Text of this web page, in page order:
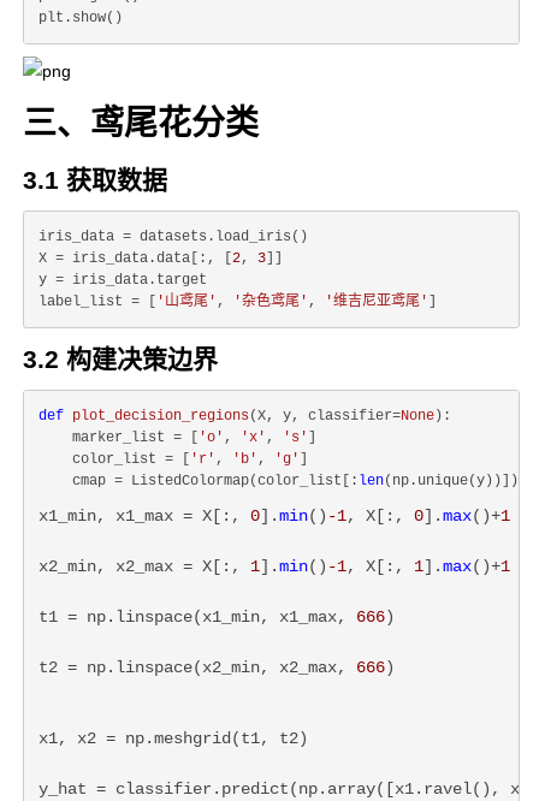
三、鸢尾花分类
3.1 获取数据
iris_data = datasets.load_iris()
X = iris_data.data[:, [ 2, 3
y = iris_data.target
label_list = [
'山鸢尾' , '杂色鸢尾' , '维吉尼亚鸢尾'
3.2 构建决策边界
def plot_decision_regions (X, y, classifier=None ):
    marker_list = [
'o' , 'x' , 's'
    color_list = [
'r' , 'b' , 'g'
    cmap = ListedColormap(color_list[:
len
x1_min, x1_max = X[:, 0].min() -1, X[:, 0].max()+1
x2_min, x2_max = X[:, 1].min() -1, X[:, 1].max()+1
t1 = np.linspace(x1_min, x1_max, 666)
t2 = np.linspace(x2_min, x2_max, 666)
x1, x2 = np.meshgrid(t1, t2)
y_hat = classifier.predict(np.array([x1.ravel(),